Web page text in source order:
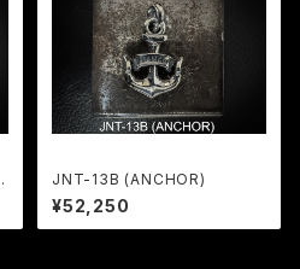
JNT-13B (ANCHOR)
¥52,250